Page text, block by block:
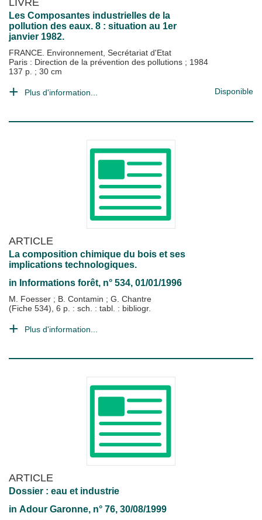
Les Composantes industrielles de la
pollution des eaux. 8 : situation au 1er
janvier 1982.
FRANCE. Environnement, Secrétariat d'Etat
Paris : Direction de la prévention des pollutions ; 1984
137 p. ; 30 cm
Plus d'information... Disponible
ARTICLE
La composition chimique du bois et ses
implications technologiques.
in Informations forêt, n° 534, 01/01/1996
M. Foesser ; B. Contamin ; G. Chantre
(Fiche 534), 6 p. : sch. : tabl. : bibliogr.
Plus d'information...
ARTICLE
Dossier : eau et industrie
in Adour Garonne, n° 76, 30/08/1999